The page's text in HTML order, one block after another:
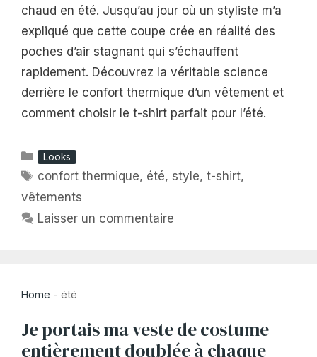
chaud en été. Jusqu’au jour où un styliste m’a
expliqué que cette coupe crée en réalité des
poches d’air stagnant qui s’échauffent
rapidement. Découvrez la véritable science
derrière le confort thermique d’un vêtement et
comment choisir le t-shirt parfait pour l’été.
Catégories
Looks
Étiquettes
confort thermique, été, style,t-shirt,
vêtements
Laisser un commentaire
Home - été
Je portais ma veste de costume
entièrement doublée à chaque